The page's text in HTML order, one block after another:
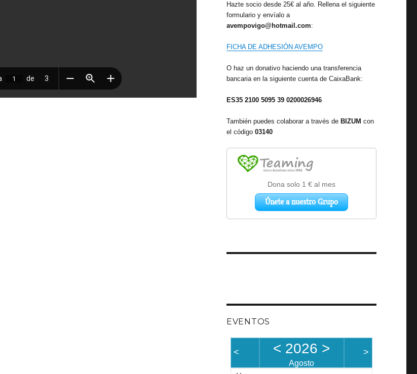
Hazte socio desde 25€ al año. Rellena el siguiente
formulario y envíalo a
avempovigo@hotmail.com:
FICHA DE ADHESIÓN AVEMPO
O haz un donativo haciendo una transferencia
bancaria en la siguiente cuenta de CaixaBank:
ES35 2100 5095 39 0200026946
También puedes colaborar a través de BIZUM con
el código03140
EVENTOS
< < 2026 >
Agosto
>